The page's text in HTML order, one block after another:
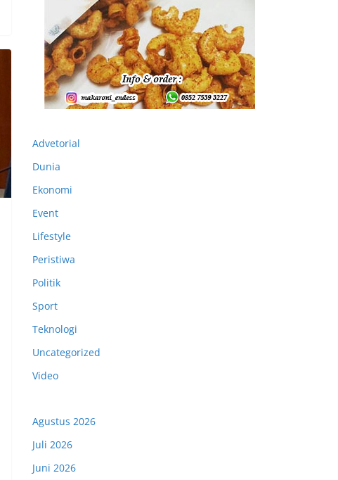
Advetorial
Dunia
Ekonomi
Event
Lifestyle
Peristiwa
Politik
Sport
Teknologi
Uncategorized
Video
Agustus 2026
Juli 2026
Juni 2026